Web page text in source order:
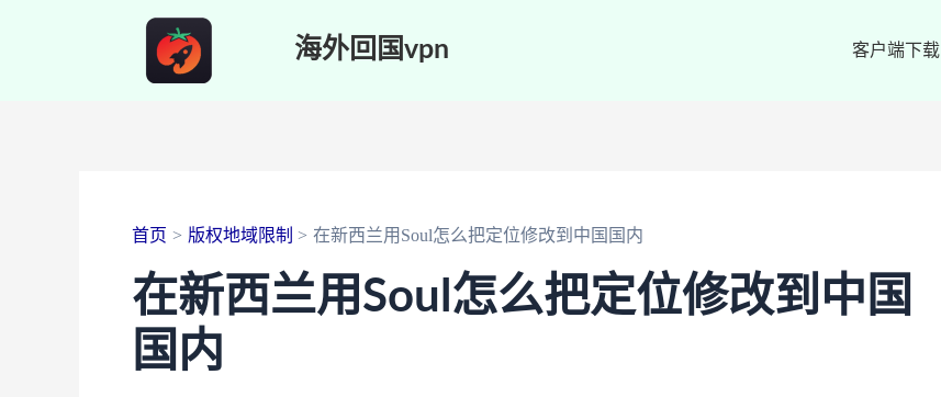
海外回国vpn 客户端下载
首页 版权地域限制 在新西兰用Soul怎么把定位修改到中国国内
在新西兰用Soul怎么把定位修改到中国
国内